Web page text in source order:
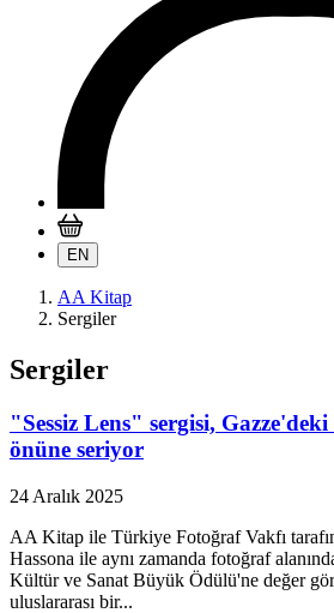
EN
AA Kitap
Sergiler
Sergiler
"Sessiz Lens" sergisi, Gazze'deki
önüne seriyor
24 Aralık 2025
AA Kitap ile Türkiye Fotoğraf Vakfı
Hassona ile aynı zamanda fotoğraf
Kültür ve Sanat Büyük Ödülü'ne değer
uluslararası bir...